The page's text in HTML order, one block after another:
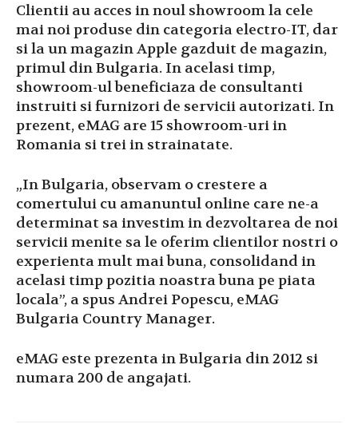
Clientii au acces in noul showroom la cele
mai noi produse din categoria electro-IT, dar
si la un magazin Apple gazduit de magazin,
primul din Bulgaria. In acelasi timp,
showroom-ul beneficiaza de consultanti
instruiti si furnizori de servicii autorizati. In
prezent, eMAG are 15 showroom-uri in
Romania si trei in strainatate.
„In Bulgaria, observam o crestere a
comertului cu amanuntul online care ne-a
determinat sa investim in dezvoltarea de noi
servicii menite sa le oferim clientilor nostri o
experienta mult mai buna, consolidand in
acelasi timp pozitia noastra buna pe piata
locala”, a spus Andrei Popescu, eMAG
Bulgaria Country Manager.
eMAG este prezenta in Bulgaria din 2012 si
numara 200 de angajati.